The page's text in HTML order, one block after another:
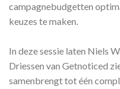
campagnebudgetten
keuzes te maken.
In deze sessie laten Niels
Driessen van Getnoticed
samenbrengt tot één